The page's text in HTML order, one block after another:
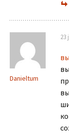
Danieltum
23